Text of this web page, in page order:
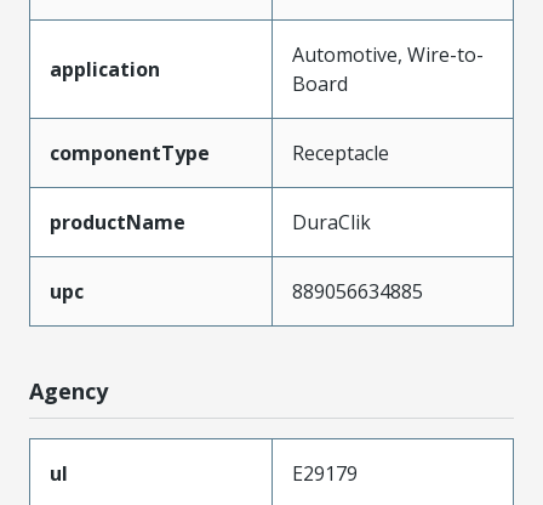
application
Automotive, Wire-to-
Board
componentType Receptacle
productName DuraClik
upc 889056634885
Agency
ul
E29179